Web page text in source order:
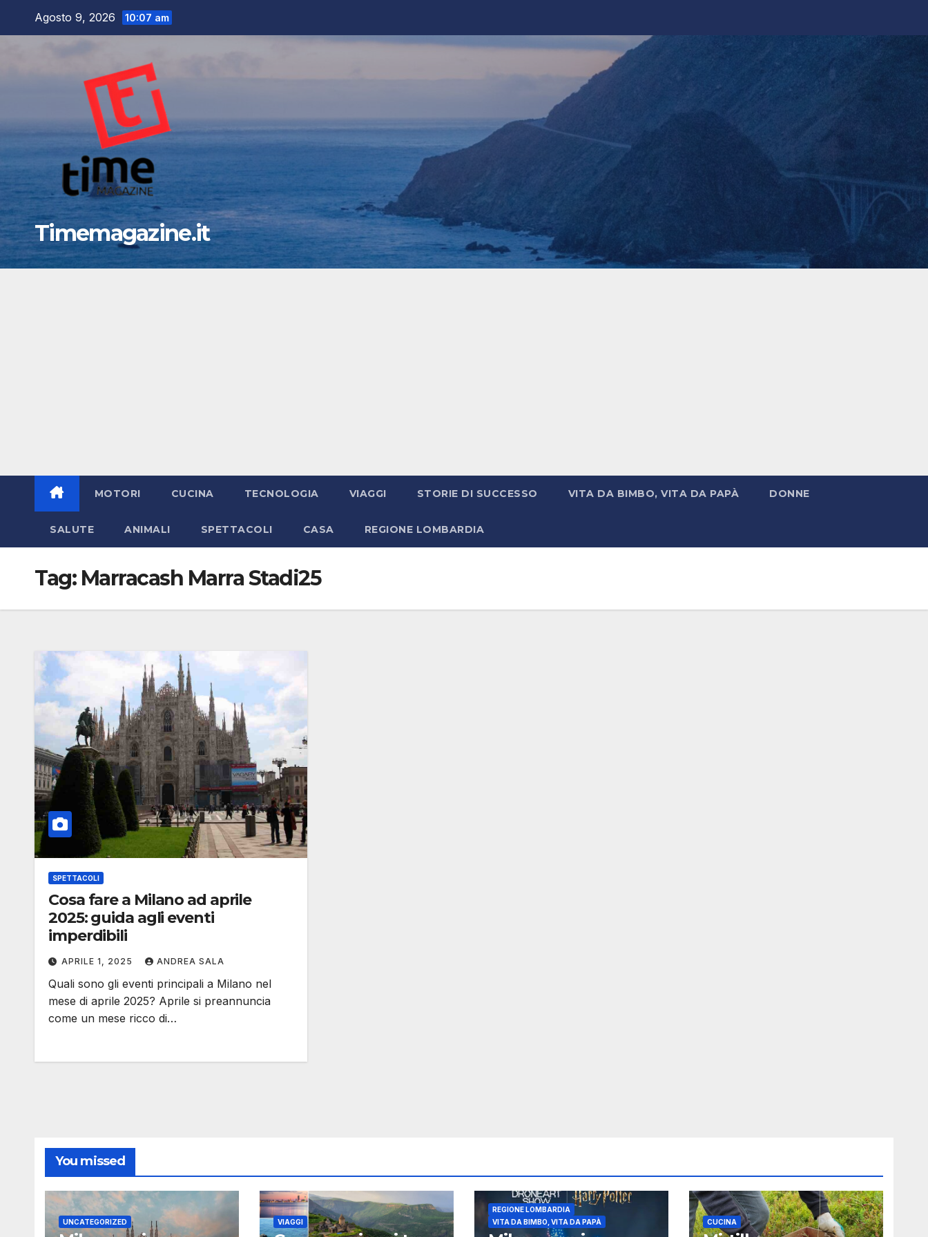
Agosto 9, 2026 10:07 am
Timemagazine.it
MOTORI CUCINA TECNOLOGIA VIAGGI STORIE DI SUCCESSO VITA DA BIMBO, VITA DA PAPÀ DONNE
SALUTE ANIMALI SPETTACOLI CASA REGIONE LOMBARDIA
Tag: Marracash Marra Stadi25
SPETTACOLI
Cosa fare a Milano ad aprile
2025: guida agli eventi
imperdibili
APRILE 1, 2025 ANDREA SALA
Quali sono gli eventi principali a Milano nel
mese di aprile 2025? Aprile si preannuncia
come un mese ricco di…
You missed
UNCATEGORIZED VIAGGI
REGIONE LOMBARDIA
VITA DA BIMBO, VITA DA PAPÀ
CUCINA